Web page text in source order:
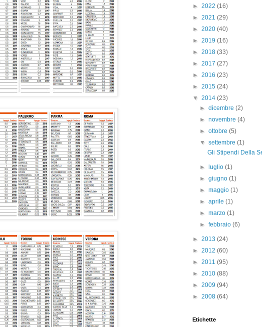
► 2022 (16)
► 2021 (29)
► 2020 (40)
► 2019 (16)
► 2018 (33)
► 2017 (27)
► 2016 (23)
► 2015 (24)
▼ 2014 (23)
►dicembre(2)
►novembre(4)
►ottobre(5)
▼settembre(1)
Gli Stipendi Della
► luglio(1)
►giugno(1)
►maggio(1)
►aprile(1)
►marzo(1)
►febbraio(6)
► 2013 (24)
► 2012 (60)
► 2011 (95)
► 2010 (88)
► 2009 (94)
► 2008 (64)
Etichette